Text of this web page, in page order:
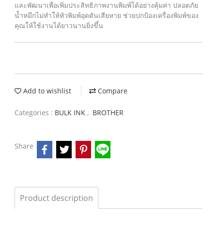
และพัฒนาเพื่อเพิ่มประสิทธิภาพงานพิมพ์ได้อย่างคุ้มค่า ปลอดภัย
น้ำหมึกไม่ทำให้หัวพิมพ์อุดตันเสียหาย ช่วยปกป้องเครื่องพิมพ์ของ
คุณให้ใช้งานได้ยาวนานยิ่งขึ้น
Add to wishlist Compare
Categories : BULK INK , BROTHER
Share
Product description